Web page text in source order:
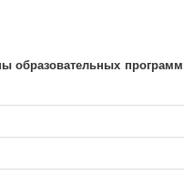
образовательных